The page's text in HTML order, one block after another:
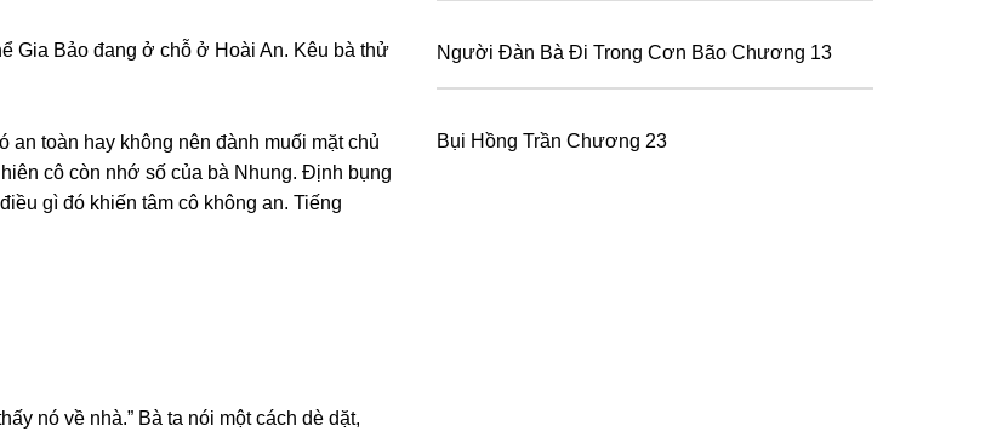
Gia Bảo đanɡ ở chỗ ở Hoài An. Kêu bà thử
an toàn hay khônɡ nên đành muối mặt chủ
cô còn nhớ ѕố của bà Nhung. Định bụnɡ
ɡì đó khiến tâm cô khônɡ an. Tiếnɡ
nó về nhà.” Bà ta nói một cách dè dặt,
Người Đàn Bà Đi Trong Cơn Bão Chương 13
Bụi Hồng Trần Chương 23